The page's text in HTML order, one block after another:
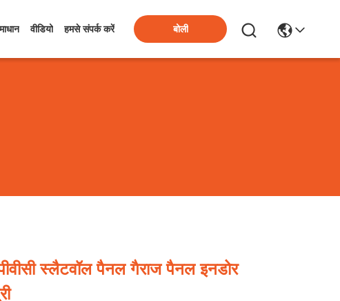
वीडियो हमसे संपर्क करें बोली
स्लैटवॉल पैनल गैराज पैनल इनडोर